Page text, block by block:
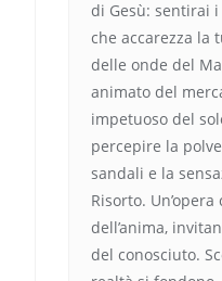
di Gesù: sentirai
che accarezza la
delle onde del
animato del
impetuoso del
percepire la
sandali e la
Risorto.
dell’anima,
del conosciuto.